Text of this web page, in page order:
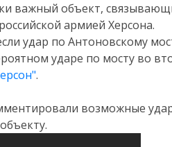
важный объект,
армией Херсона.
удар по Антоновскому
ударе по мосту во
.
возможные